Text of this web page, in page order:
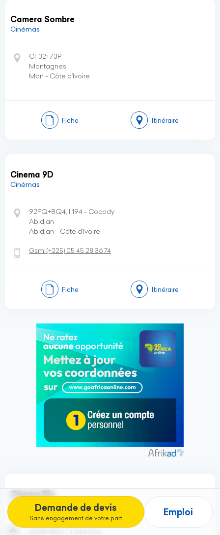
Demande de devis
Sans engagement de votre part
Emploi
Camera Sombre
Cinémas
CF32+73P
Montagnes
Man - Côte d’Ivoire
Fiche Itinéraire
Cinema 9D
Cinémas
92FQ+8Q4, I 194 - Cocody
Abidjan
Abidjan - Côte d’Ivoire
Gsm:(+225) 05 45 28 36 74
Fiche Itinéraire
Cinema Rio
Cinémas
8X3R+RRH - Treichville